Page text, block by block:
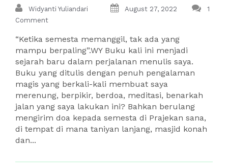
Widyanti Yuliandari August 27, 2022
1
Comment
“Ketika semesta memanggil, tak ada yang
mampu berpaling”.WY Buku kali ini menjadi
sejarah baru dalam perjalanan menulis saya.
Buku yang ditulis dengan penuh pengalaman
magis yang berkali-kali membuat saya
merenung, berpikir, berdoa, meditasi, benarkah
jalan yang saya lakukan ini? Bahkan berulang
mengirim doa kepada semesta di Prajekan sana,
di tempat di mana taniyan lanjang, masjid konah
dan...